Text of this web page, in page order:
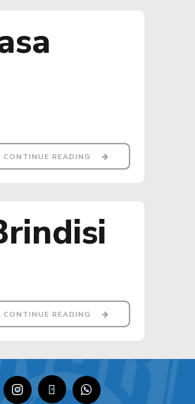
CONTINUE READING
CONTINUE READING